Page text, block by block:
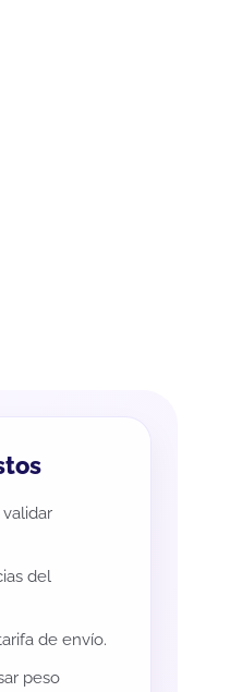
del
de envío.
peso